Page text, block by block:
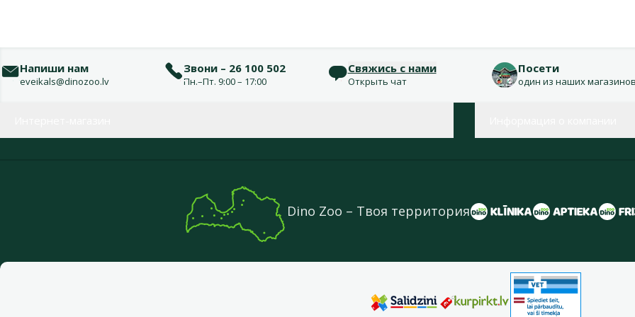
Напиши нам
eveikals@dinozoo.lv
Звони – 26 100 502
Пн.–Пт. 9:00 – 17:00
Свяжись с нами
Открыть чат
Посети
один из наших
Dino Zoo – Твоя территория